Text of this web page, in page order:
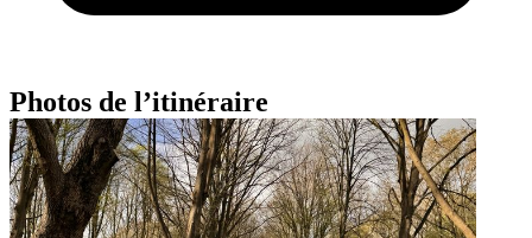
Photos de l’itinéraire